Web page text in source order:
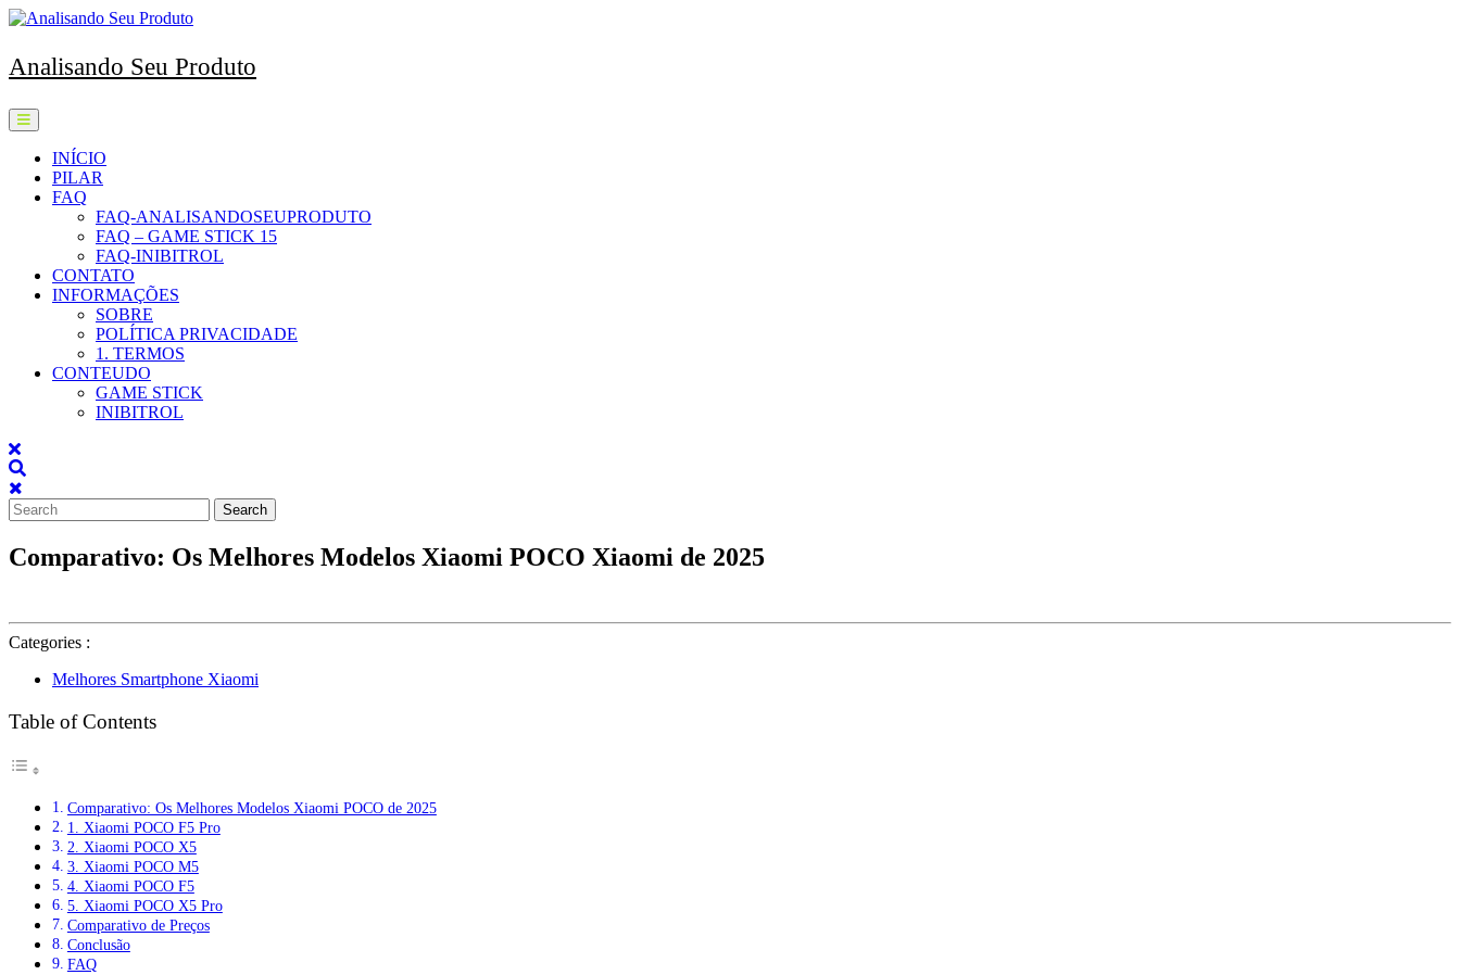
Skip
content
Analisando Seu Produto
Open
Menu
INÍCIO
PILAR
FAQ
FAQ-ANALISANDOSEUPRODUTO
FAQ – GAME STICK 15
FAQ-INIBITROL
CONTATO
INFORMAÇÕES
SOBRE
POLÍTICA PRIVACIDADE
1. TERMOS
CONTEUDO
GAME STICK
INIBITROL
Close
Menu
Search
for:
Comparativo: Os Melhores Modelos Xiaomi POCO Xiaomi de 2025
Categories :
Melhores Smartphone Xiaomi
Table of Contents
Comparativo: Os Melhores Modelos Xiaomi POCO de 2025
1. Xiaomi POCO F5 Pro
2. Xiaomi POCO X5
3. Xiaomi POCO M5
4. Xiaomi POCO F5
5. Xiaomi POCO X5 Pro
Comparativo de Preços
Conclusão
FAQ